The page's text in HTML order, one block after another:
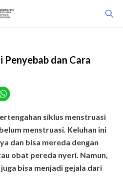
Penyebab dan Cara
siklus menstruasi
menstruasi. Keluhan ini
dan bisa mereda dengan
obat pereda nyeri. Namun,
bisa menjadi gejala dari